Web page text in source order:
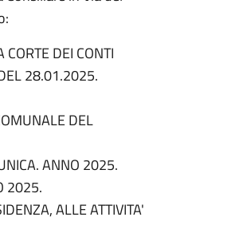
DEI CONTI
28.01.2025.
DEL
ANNO 2025.
2025.
ALLE ATTIVITA'